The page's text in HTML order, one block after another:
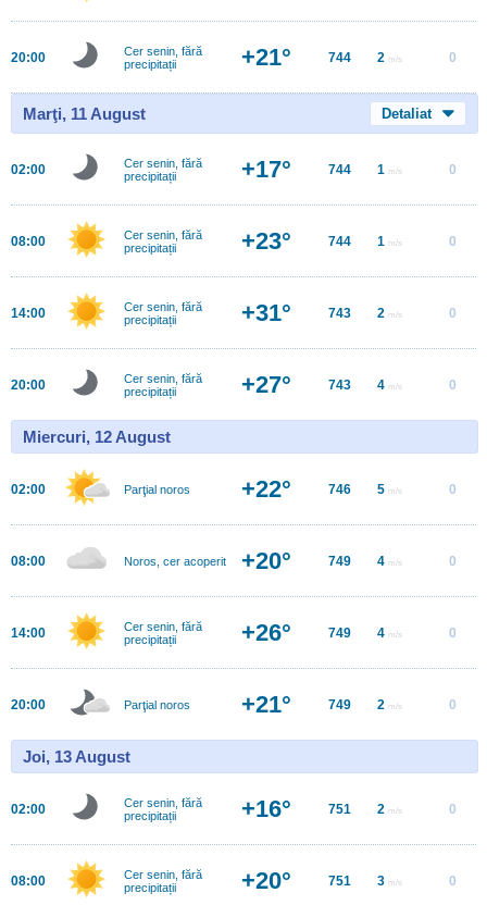
20:00
Cer senin, fără
precipitații
+21° 744 2 m/s 0
Marţi, 11 August Detaliat
02:00
Cer senin, fără
precipitații
+17° 744 1 m/s 0
08:00
Cer senin, fără
precipitații
+23° 744 1 m/s 0
14:00
Cer senin, fără
precipitații
+31° 743 2 m/s 0
20:00
Cer senin, fără
precipitații
+27° 743 4 m/s 0
Miercuri, 12 August
02:00 Parţial noros +22° 746 5 m/s 0
08:00 Noros, cer acoperit +20° 749 4 m/s 0
14:00
Cer senin, fără
precipitații
+26° 749 4 m/s 0
20:00 Parţial noros +21° 749 2 m/s 0
Joi, 13 August
02:00
Cer senin, fără
precipitații
+16° 751 2 m/s 0
08:00
Cer senin, fără
precipitații
+20° 751 3 m/s 0